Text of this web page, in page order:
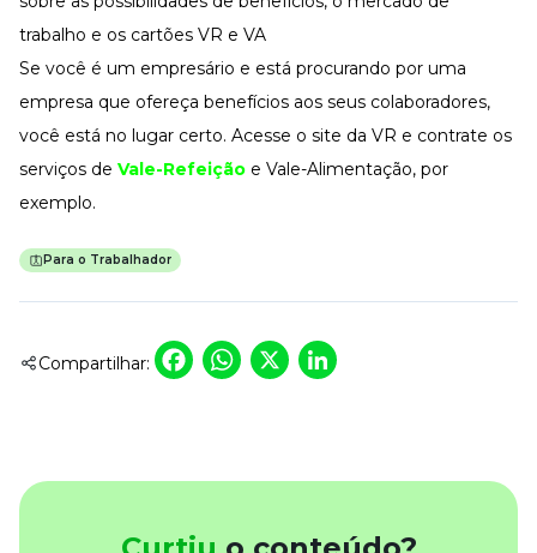
trabalho e os cartões VR e VA
Se você é um empresário e está procurando por uma
empresa que ofereça benefícios aos seus colaboradores,
você está no lugar certo. Acesse o site da VR e contrate os
serviços de Vale-Refeição e Vale-Alimentação, por
exemplo.
Para o Trabalhador
Compartilhar: Facebook
WhatsApp
X